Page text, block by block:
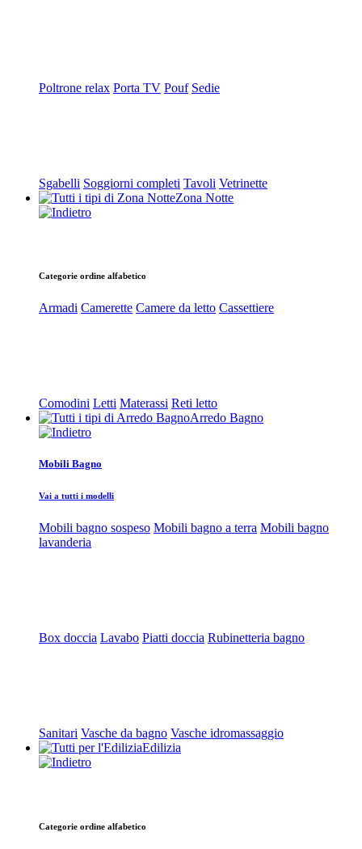
Poltrone relax Porta TV Pouf Sedie
Sgabelli Soggiorni completi Tavoli Vetrinette
Zona Notte
Categorie ordine alfabetico
Armadi Camerette Camere da letto Cassettiere
Comodini Letti Materassi Reti letto
Arredo Bagno
Mobili Bagno
Vai a tutti i modelli
Mobili bagno sospeso Mobili bagno a terra Mobili bagno
lavanderia
Box doccia Lavabo Piatti doccia Rubinetteria bagno
Sanitari Vasche da bagno Vasche idromassaggio
Edilizia
Categorie ordine alfabetico